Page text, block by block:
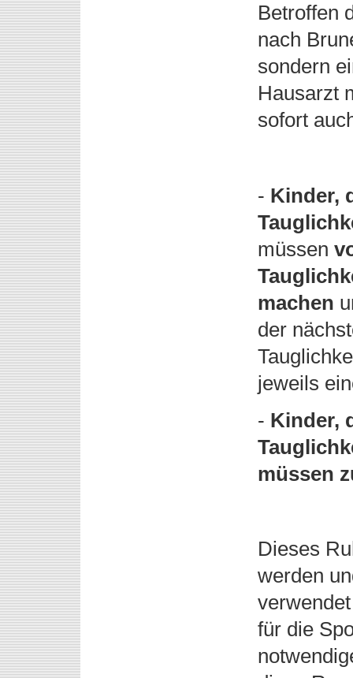
Betroffen
nach
sondern
Hausarzt
sofort
- Kinder,
müssen
machen
der
jeweils
- Kinder,
müssen
Dieses
werden
für die